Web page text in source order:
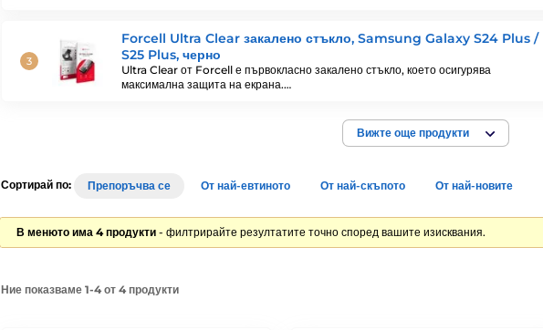
Forcell Ultra Clear закалено стъкло, Samsung Galaxy S24 Plus /
S25 Plus, черно
Ultra Clear от Forcell е първокласно закалено стъкло, което осигурява
максимална защита на екрана.…
Вижте още продукти
Сортирай по: Препоръчва се От най-евтиното От най-скъпото От най-новите
В менюто има 4 продукти - филтрирайте резултатите точно според вашите изисквания.
Ние показваме 1-4 от 4 продукти